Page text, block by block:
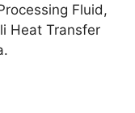
Fluid,
Heat Transfer